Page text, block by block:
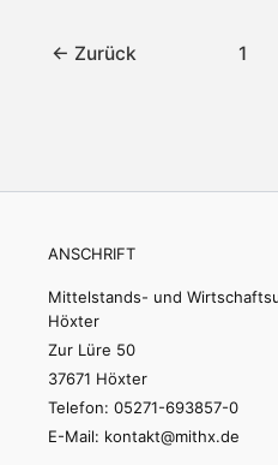
← Zurück 1
ANSCHRIFT
Mittelstands- und
Höxter
Zur Lüre 50
37671 Höxter
Telefon: 05271-693857-0
E-Mail: kontakt@mithx.de